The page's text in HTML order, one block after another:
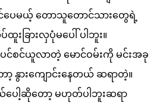
ေမယ့် တောသူတောင်သားတွေရဲ့
ခြားလှပုံမပေါ် ပါဘူး။
င်စင်ယူလာတဲ့ မောင်ဝမ်းကို မင်းအခု
နွားကျောင်းနေတယ် ဆရာတဲ့။
ပေါ့ဆိုတော့ မဟုတ်ပါဘူးဆရာ